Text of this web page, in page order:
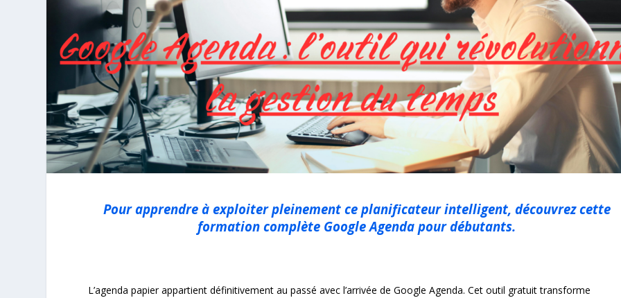
Pour apprendre à exploiter pleinement ce planificateur intelligent, découvrez cette
formation complète Google Agenda pour débutants.
L’agenda papier appartient définitivement au passé avec l’arrivée de Google Agenda. Cet outil gratuit transforme